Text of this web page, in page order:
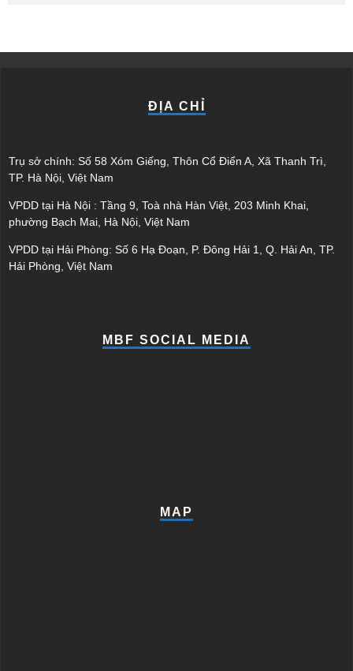
ĐỊA CHỈ
Trụ sở chính: Số 58 Xóm Giếng, Thôn Cổ Điển A, Xã Thanh Trì,
TP. Hà Nội, Việt Nam
VPDD tại Hà Nội : Tầng 9, Toà nhà Hàn Việt, 203 Minh Khai,
phường Bạch Mai, Hà Nội, Việt Nam
VPDD tại Hải Phòng: Số 6 Hạ Đoạn, P. Đông Hải 1, Q. Hải An, TP.
Hải Phòng, Việt Nam
MBF SOCIAL MEDIA
MAP